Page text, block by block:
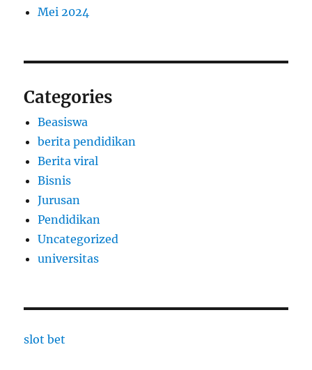
Mei 2024
Categories
Beasiswa
berita pendidikan
Berita viral
Bisnis
Jurusan
Pendidikan
Uncategorized
universitas
slot bet